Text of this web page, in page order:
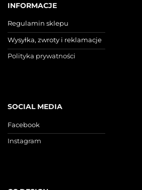
INFORMACJE
Regulamin sklepu
Wysyłka, zwroty i reklamacje
Polityka prywatności
SOCIAL MEDIA
Facebook
Instagram